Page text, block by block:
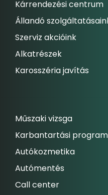
Kárrendezési centrum
Állandó
Szerviz akcióink
Alkatrészek
Karosszéria javítás
Műszaki vizsga
Karbantartási program
Autókozmetika
Autómentés
Call center